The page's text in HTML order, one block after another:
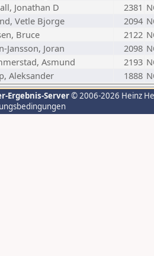
Jonathan D 2381
Vetle Bjorge 2094
Bruce 2122
Jansson, Joran 2098
Asmund 2193
Aleksander 1888
Ergebnis-Server© 2006-2026 Heinz